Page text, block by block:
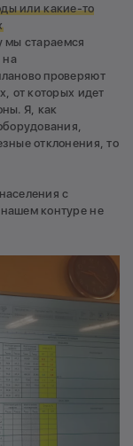
или какие-то
мы стараемся
на
проверяют
от которых идет
Я, как
отклонения, то
с
контуре не